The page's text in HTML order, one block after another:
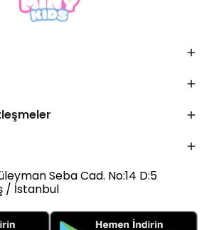
Seba Cad. No:14 D:5
/ İstanbul